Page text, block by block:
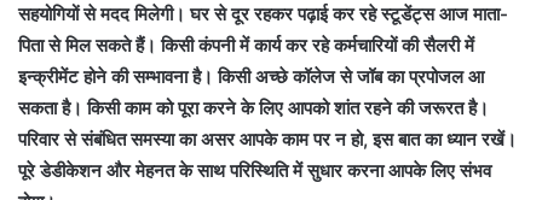
सहयोगियों से मदद मिलेगी। घर से दूर रहकर पढ़ाई कर रहे स्टूडेंट्स आज माता-
पिता से मिल सकते हैं। किसी कंपनी में कार्य कर रहे कर्मचारियों की सैलरी में
इन्क्रीमेंट होने की सम्भावना है। किसी अच्छे कॉलेज से जॉब का प्रपोजल आ
सकता है। किसी काम को पूरा करने के लिए आपको शांत रहने की जरूरत है।
परिवार से संबंधित समस्या का असर आपके काम पर न हो, इस बात का ध्यान रखें।
पूरे डेडीकेशन और मेहनत के साथ परिस्थिति में सुधार करना आपके लिए संभव